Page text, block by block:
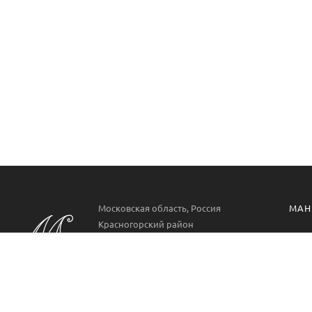
Московская область, Россия
Красногорский район